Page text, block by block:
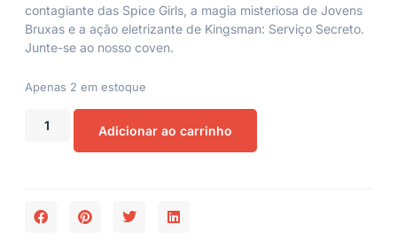
contagiante das Spice Girls, a magia misteriosa de Jovens
Bruxas e a ação eletrizante de Kingsman: Serviço Secreto.
Junte-se ao nosso coven.
Apenas 2 em estoque
Adicionar ao carrinho